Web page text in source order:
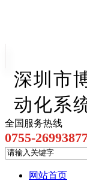
深圳市
动化系
全国服务热线
0755-
网站首页